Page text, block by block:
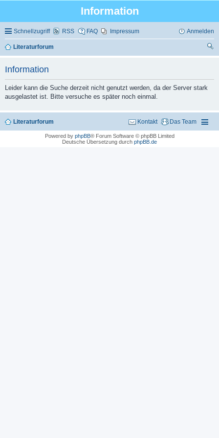
Information
Schnellzugriff RSS FAQ Impressum Anmelden
Literaturforum
Information
Leider kann die Suche derzeit nicht genutzt werden, da der Server stark
ausgelastet ist. Bitte versuche es später noch einmal.
Literaturforum Das Team
Kontakt
Powered by phpBB® Forum Software © phpBB Limited
Deutsche Übersetzung durch phpBB.de